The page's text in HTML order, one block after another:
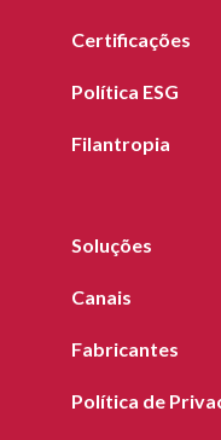
Certificações
Política ESG
Filantropia
Soluções
Canais
Fabricantes
Política de